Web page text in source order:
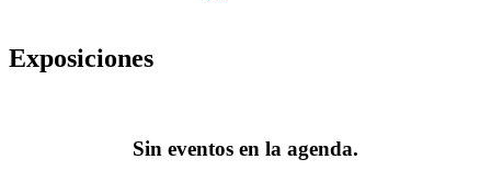
Exposiciones
Sin eventos en la agenda.